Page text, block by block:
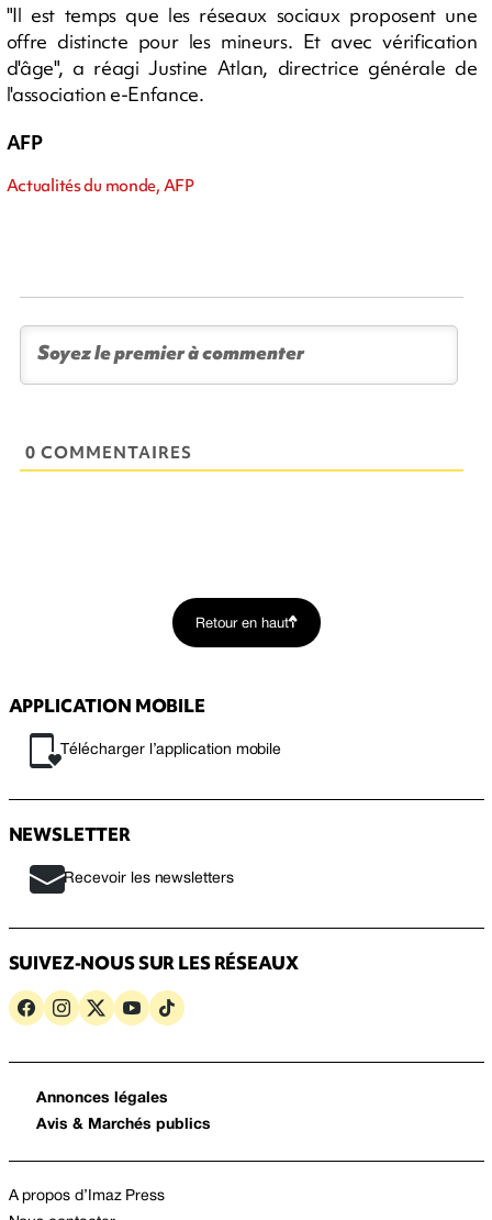
"Il est temps que les réseaux sociaux proposent une
offre distincte pour les mineurs. Et avec vérification
d'âge", a réagi Justine Atlan, directrice générale de
l'association e-Enfance.
AFP
Actualités du monde, AFP
0 COMMENTAIRES
Retour en haut
APPLICATION MOBILE
Télécharger l’application mobile
NEWSLETTER
Recevoir les newsletters
SUIVEZ-NOUS SUR LES RÉSEAUX
Annonces légales
Avis & Marchés publics
A propos d’Imaz Press